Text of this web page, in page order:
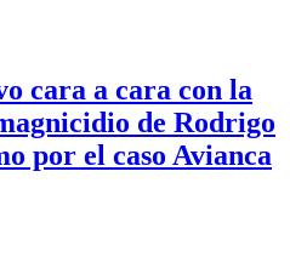
cara a cara con la
de Rodrigo
por el caso Avianca